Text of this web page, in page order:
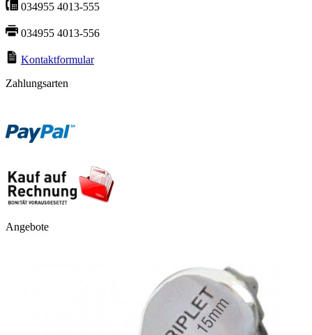
034955 4013-555
034955 4013-556
Kontaktformular
Zahlungsarten
Angebote